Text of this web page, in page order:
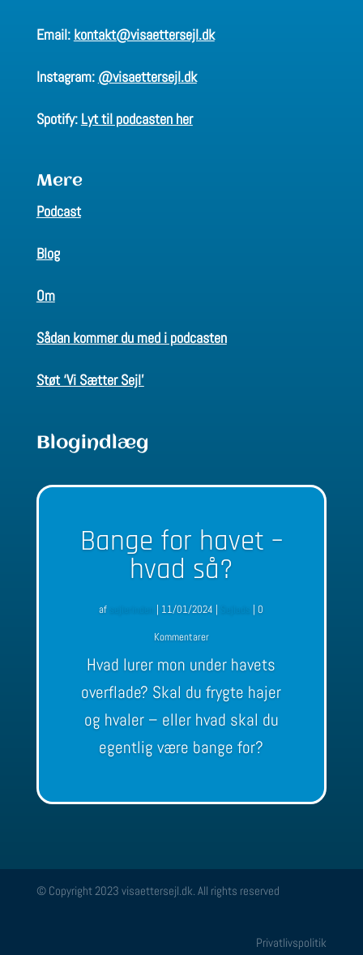
Email: kontakt@visaettersejl.dk
Instagram: @visaettersejl.dk
Spotify: Lyt til podcasten her
Mere
Podcast
Blog
Om
Sådan kommer du med i podcasten
Støt ‘Vi Sætter Sejl’
Blogindlæg
Bange for havet –
hvad så?
af | 11/01/2024 |
| 0
Kommentarer
Hvad lurer mon under havets
overflade? Skal du frygte hajer
og hvaler – eller hvad skal du
egentlig være bange for?
© Copyright 2023 visaettersejl.dk. All rights reserved
Privatlivspolitik